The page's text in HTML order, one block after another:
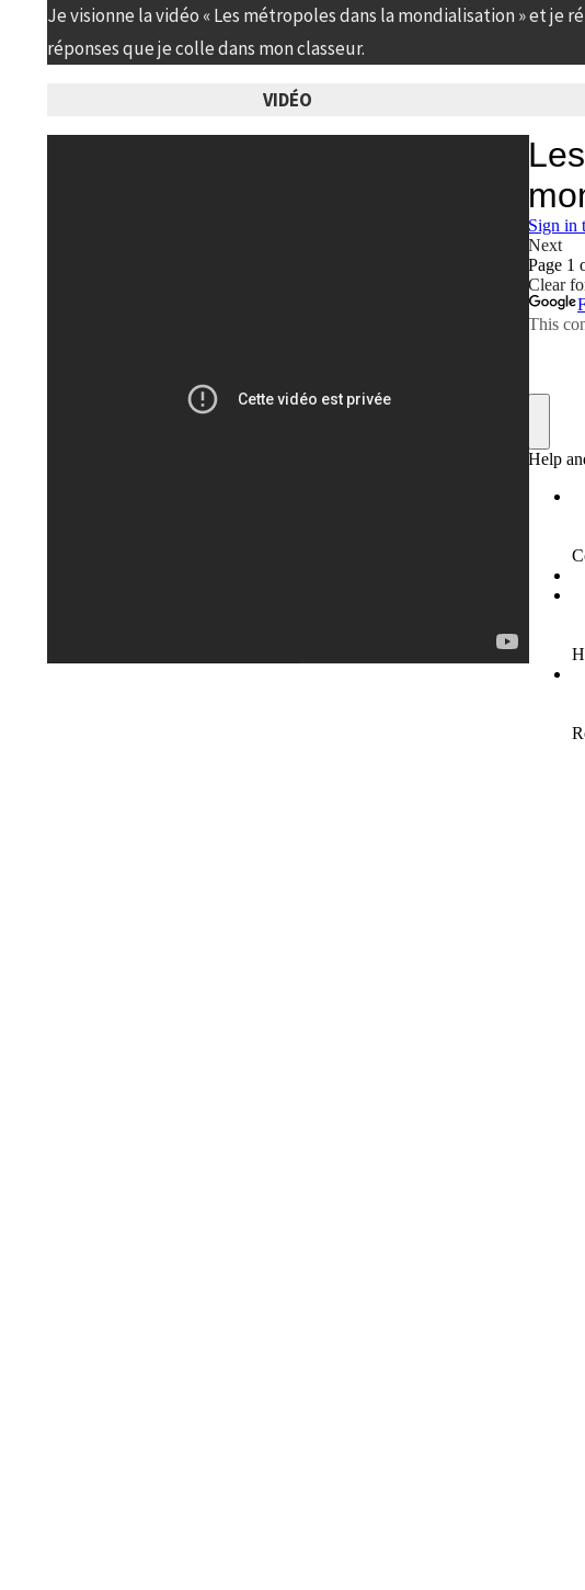
Je visionne la vidéo « Les métropoles dans la mondialisation » et je
réponses que je colle dans mon classeur.
VIDÉO